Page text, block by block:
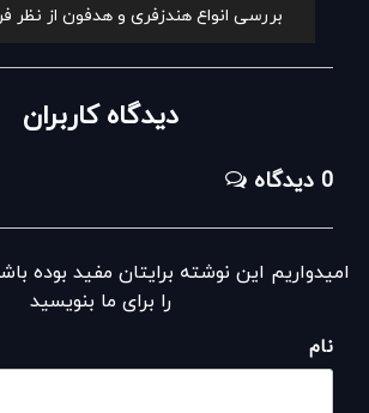
بررسی انواع هندزفری و هدفون از نظر
دیدگاه کاربران
0 دیدگاه
امیدواریم این نوشته برایتان مفید بوده
را برای ما بنویسید
نام